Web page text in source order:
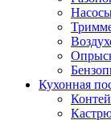
Кухонная